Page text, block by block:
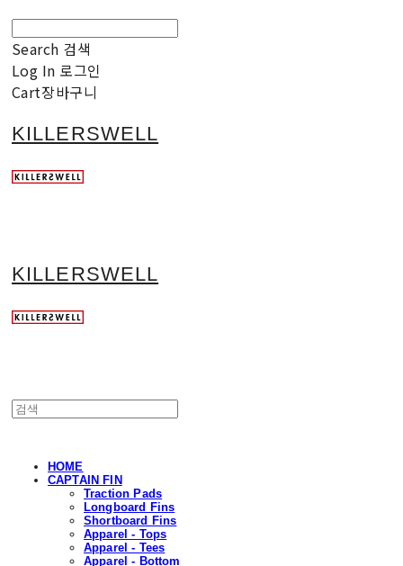
Search 검색
Log In 로그인
Cart장바구니
KILLERSWELL
KILLERSWELL
HOME
CAPTAIN FIN
Traction Pads
Longboard Fins
Shortboard Fins
Apparel - Tops
Apparel - Tees
Apparel - Bottom